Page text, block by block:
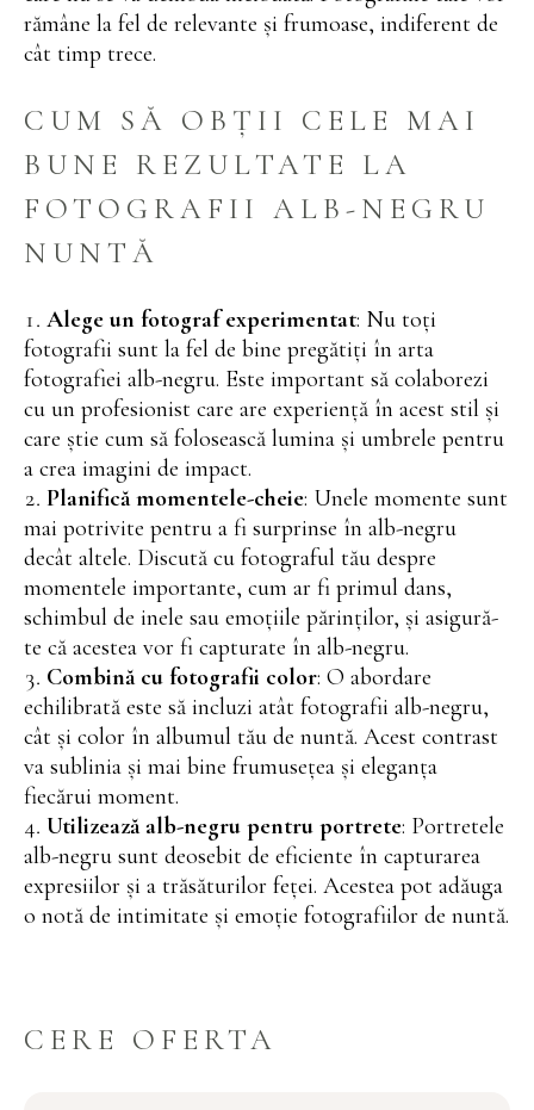
rămâne la fel de relevante și frumoase, indiferent de
cât timp trece.
CUM SĂ OBȚII CELE MAI
BUNE REZULTATE LA
FOTOGRAFII ALB-NEGRU
NUNTĂ
Alege un fotograf experimentat: Nu toți
fotografii sunt la fel de bine pregătiți în arta
fotografiei alb-negru. Este important să colaborezi
cu un profesionist care are experiență în acest stil și
care știe cum să folosească lumina și umbrele pentru
a crea imagini de impact.
Planifică momentele-cheie: Unele momente sunt
mai potrivite pentru a fi surprinse în alb-negru
decât altele. Discută cu fotograful tău despre
momentele importante, cum ar fi primul dans,
schimbul de inele sau emoțiile părinților, și asigură-
te că acestea vor fi capturate în alb-negru.
Combină cu fotografii color: O abordare
echilibrată este să incluzi atât fotografii alb-negru,
cât și color în albumul tău de nuntă. Acest contrast
va sublinia și mai bine frumusețea și eleganța
fiecărui moment.
Utilizează alb-negru pentru portrete: Portretele
alb-negru sunt deosebit de eficiente în capturarea
expresiilor și a trăsăturilor feței. Acestea pot adăuga
o notă de intimitate și emoție fotografiilor de nuntă.
CERE OFERTA